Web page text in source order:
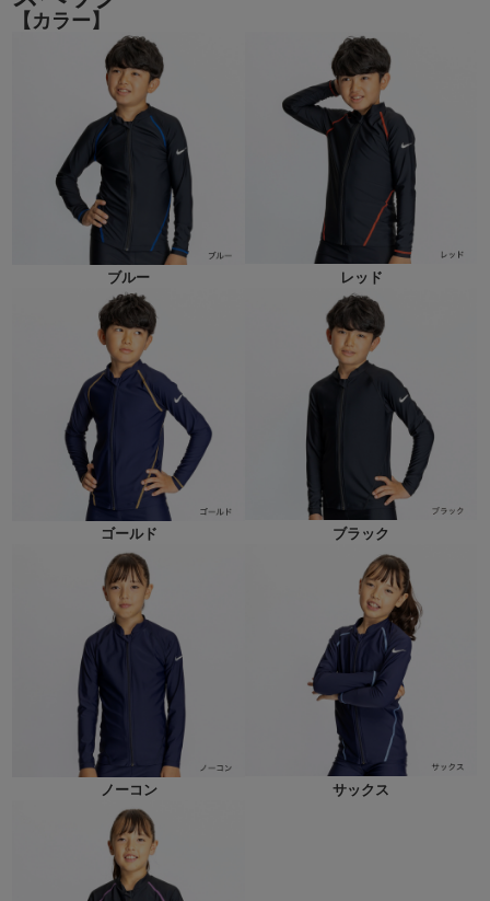
【カラー】
ブルー レッド
ゴールド ブラック
ノーコン サックス